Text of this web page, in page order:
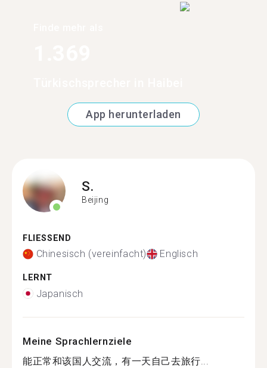
App herunterladen
S.
Beijing
FLIESSEND
Chinesisch (vereinfacht) Englisch
LERNT
Japanisch
Meine Sprachlernziele
能正常和该国人交流，有一天自己去旅行...